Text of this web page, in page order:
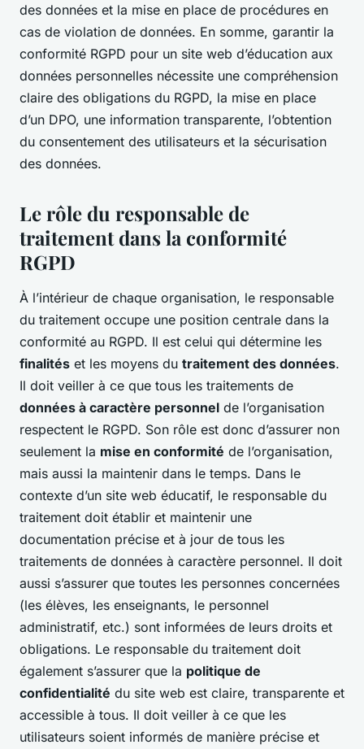
des données et la mise en place de procédures en
cas de violation de données. En somme, garantir la
conformité RGPD pour un site web d’éducation aux
données personnelles nécessite une compréhension
claire des obligations du RGPD, la mise en place
d’un DPO, une information transparente, l’obtention
du consentement des utilisateurs et la sécurisation
des données.
Le rôle du responsable de
traitement dans la conformité
RGPD
À l’intérieur de chaque organisation, le responsable
du traitement occupe une position centrale dans la
conformité au RGPD. Il est celui qui détermine les
finalités et les moyens du traitement des données.
Il doit veiller à ce que tous les traitements de
données à caractère personnel de l’organisation
respectent le RGPD. Son rôle est donc d’assurer non
seulement la mise en conformité de l’organisation,
mais aussi la maintenir dans le temps. Dans le
contexte d’un site web éducatif, le responsable du
traitement doit établir et maintenir une
documentation précise et à jour de tous les
traitements de données à caractère personnel. Il doit
aussi s’assurer que toutes les personnes concernées
(les élèves, les enseignants, le personnel
administratif, etc.) sont informées de leurs droits et
obligations. Le responsable du traitement doit
également s’assurer que la politique de
confidentialité du site web est claire, transparente et
accessible à tous. Il doit veiller à ce que les
utilisateurs soient informés de manière précise et